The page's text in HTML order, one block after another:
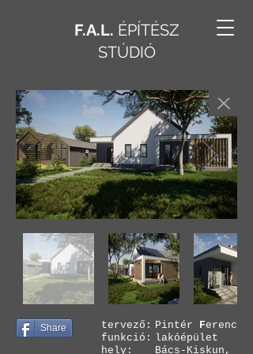
F.A.L. ÉPÍTÉSZ
STÚDIÓ
X
Share
tervező:
funkció:
hely:
Pintér Ferenc
lakóépület
Bács-Kiskun,